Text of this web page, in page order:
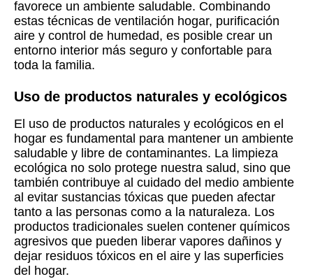
favorece un ambiente saludable. Combinando
estas técnicas de ventilación hogar, purificación
aire y control de humedad, es posible crear un
entorno interior más seguro y confortable para
toda la familia.
Uso de productos naturales y ecológicos
El uso de productos naturales y ecológicos en el
hogar es fundamental para mantener un ambiente
saludable y libre de contaminantes. La limpieza
ecológica no solo protege nuestra salud, sino que
también contribuye al cuidado del medio ambiente
al evitar sustancias tóxicas que pueden afectar
tanto a las personas como a la naturaleza. Los
productos tradicionales suelen contener químicos
agresivos que pueden liberar vapores dañinos y
dejar residuos tóxicos en el aire y las superficies
del hogar.